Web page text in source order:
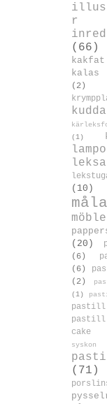
r
(66)
kakfat
kalas
(2)
(1)
(10)
(20)
(6)
(6)
(2)
(1)
pastill
pastill
cake
syskon
(71)